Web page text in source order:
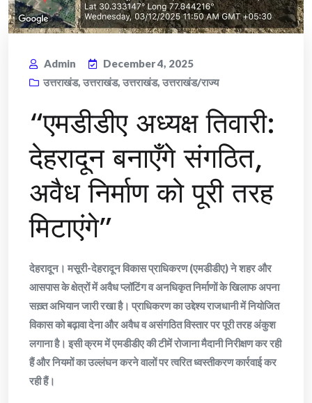
Admin
December 4, 2025
उत्तराखंड, उत्तराखंड, उत्तराखंड, उत्तराखंड/राज्य
“एमडीडीए अध्यक्ष तिवारी:
देहरादून बनाएँगे संगठित,
अवैध निर्माण को पूरी तरह
मिटाएंगे”
देहरादून। मसूरी-देहरादून विकास प्राधिकरण (एमडीडीए) ने शहर और
आसपास के क्षेत्रों में अवैध प्लॉटिंग व अनधिकृत निर्माणों के खिलाफ अपना
सख़्त अभियान जारी रखा है। प्राधिकरण का उद्देश्य राजधानी में नियोजित
विकास को बढ़ावा देना और अवैध व असंगठित विस्तार पर पूरी तरह अंकुश
लगाना है। इसी क्रम में एमडीडीए की टीमें रोजाना मैदानी निरीक्षण कर रही
हैं और नियमों का उल्लंघन करने वालों पर त्वरित ध्वस्तीकरण कार्रवाई कर
रही हैं।